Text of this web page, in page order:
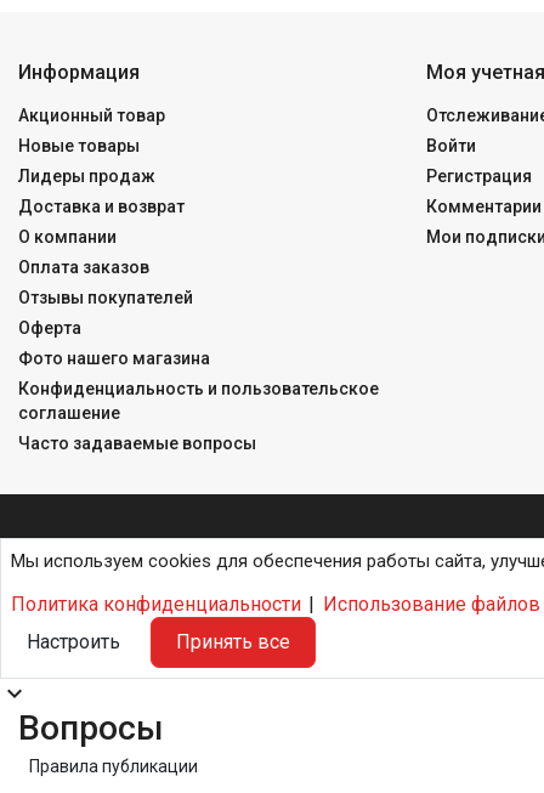
Информация
Акционный товар
Новые товары
Лидеры продаж
Доставка и возврат
О компании
Оплата заказов
Отзывы покупателей
Оферта
Фото нашего магазина
Конфиденциальность и пользовательское
соглашение
Часто задаваемые вопросы
Моя
Войти
Регистрация
Мои подписки
Мы используем cookies для обеспечения работы сайта,
Политика конфиденциальности | Использование
Настроить
Принять все
expand_more
Вопросы
Правила публикации